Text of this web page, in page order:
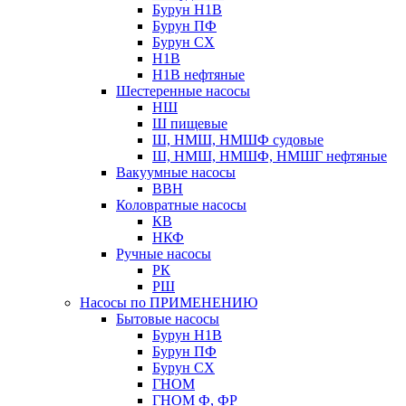
Бурун Н1В
Бурун ПФ
Бурун СХ
Н1В
Н1В нефтяные
Шестеренные насосы
НШ
Ш пищевые
Ш, НМШ, НМШФ судовые
Ш, НМШ, НМШФ, НМШГ нефтяные
Вакуумные насосы
ВВН
Коловратные насосы
КВ
НКФ
Ручные насосы
РК
РШ
Насосы по ПРИМЕНЕНИЮ
Бытовые насосы
Бурун Н1В
Бурун ПФ
Бурун СХ
ГНОМ
ГНОМ Ф, ФР